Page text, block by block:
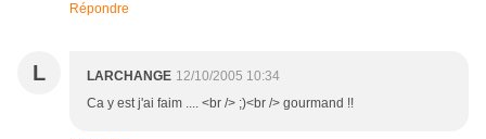
Répondre
L LARCHANGE 12/10/2005 10:34
Ca y est j'ai faim .... <br /> ;)<br /> gourmand !!